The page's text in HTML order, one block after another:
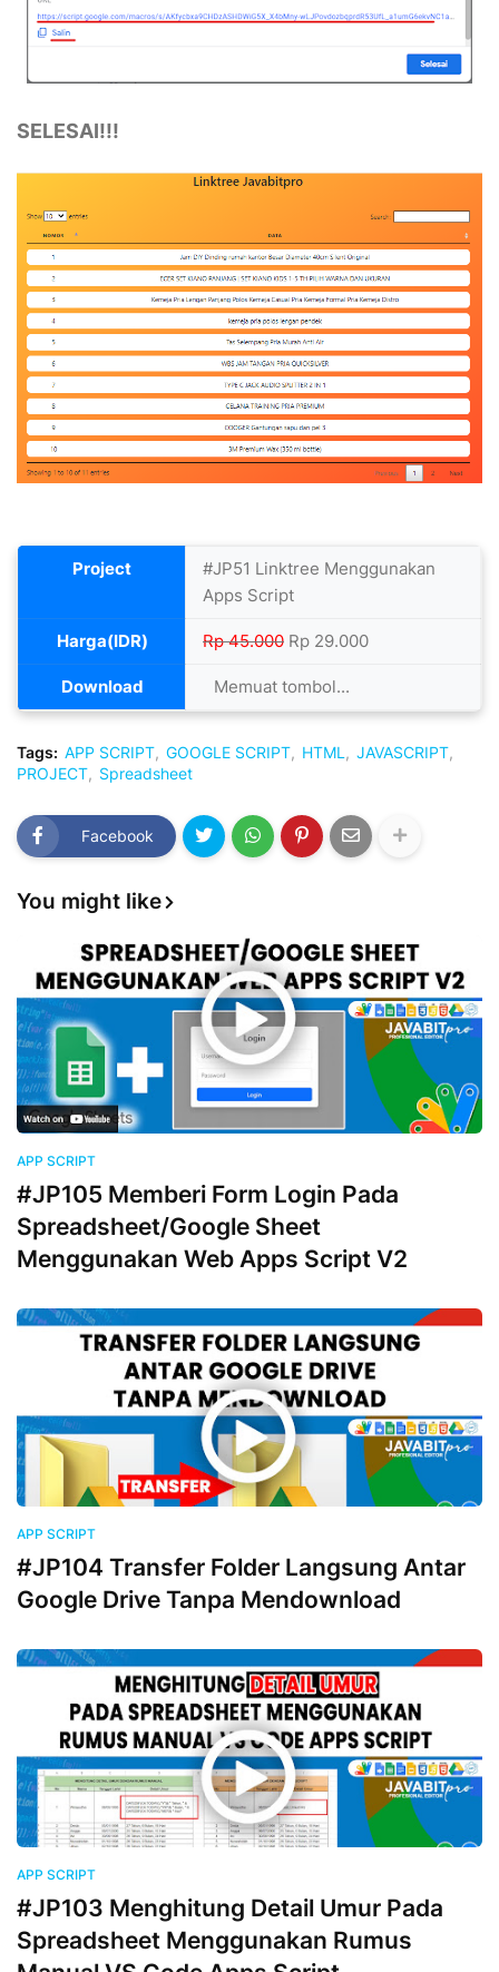
SELESAI!!!
Project
#JP51 Linktree Menggunakan
Apps Script
Harga(IDR) Rp 45.000 Rp 29.000
Download Memuat tombol...
Tags: APP SCRIPT GOOGLE SCRIPT HTML
JAVASCRIPT
PROJECT
Spreadsheet
Facebook
You might like
APP SCRIPT
#JP105 Memberi Form Login Pada
Spreadsheet/Google Sheet
Menggunakan Web Apps Script V2
APP SCRIPT
#JP104 Transfer Folder Langsung Antar
Google Drive Tanpa Mendownload
APP SCRIPT
#JP103 Menghitung Detail Umur Pada
Spreadsheet Menggunakan Rumus